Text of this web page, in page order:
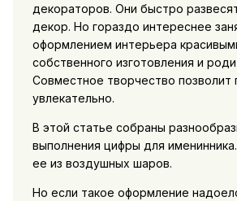
декораторов. Они быстро
декор. Но гораздо интереснее
оформлением интерьера
собственного изготовления и
Совместное творчество позволит
увлекательно.
В этой статье собраны
выполнения цифры для
ее из воздушных шаров.
Но если такое оформление